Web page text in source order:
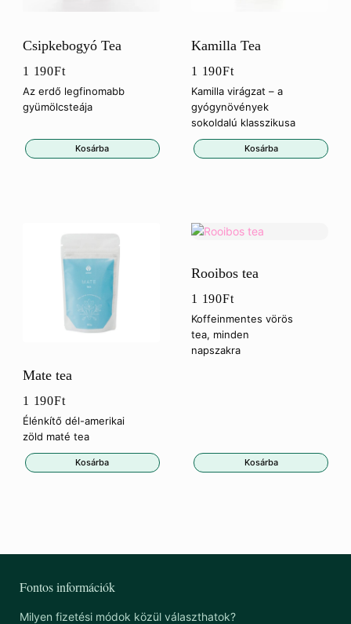
Csipkebogyó Tea
1 190Ft
Az erdő legfinomabb
gyümölcsteája
Kosárba
Kamilla Tea
1 190Ft
Kamilla virágzat – a
gyógynövények
sokoldalú klasszikusa
Kosárba
Mate tea
1 190Ft
Élénkítő dél-amerikai
zöld maté tea
Kosárba
Rooibos tea
1 190Ft
Koffeinmentes vörös
tea, minden
napszakra
Kosárba
Fontos információk
Milyen fizetési módok közül választhatok?